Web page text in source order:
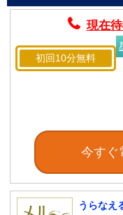
現在
初回10分無料
今すぐ
うらなえ